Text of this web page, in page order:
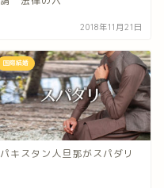
2018年11月21日
国際結婚
パキスタン人旦那がスパダリ